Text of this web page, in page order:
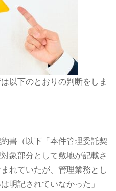
以下のとおりの判断をしま
書（以下「本件管理委託契
象部分として敷地が記載さ
れていたが、管理業務とし
明記されていなかった」